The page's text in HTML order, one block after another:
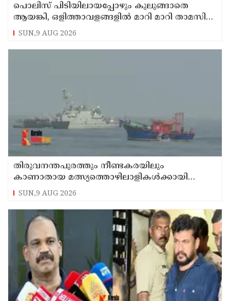
പൊലിസ് പിടിയിലായപ്പോഴും കുലുങ്ങാതെ
ആയങ്കി, ഒളിത്താവളങ്ങളില്‍ മാറി മാറി താമസിച്ച്
കണ്ണൂരിലെ ക്വട്ടേഷന്‍ നേതാവ്
SUN,9 AUG 2026
തിരുവനന്തപുരത്തും നീണ്ടകരയിലും
കാണാതായ മത്സ്യത്തൊഴിലാളികള്‍ക്കായി
തിരച്ചില്‍ പത്താം ദിവസത്തിലേക്ക്
SUN,9 AUG 2026